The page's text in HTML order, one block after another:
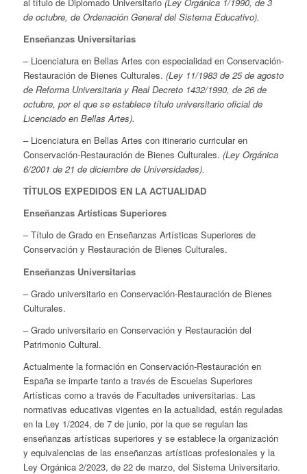
de octubre, de Ordenación General del Sistema Educativo).
Enseñanzas Universitarias
– Licenciatura en Bellas Artes con especialidad en Conservación-
Restauración de Bienes Culturales. (Ley 11/1983 de 25 de agosto
de Reforma Universitaria y Real Decreto 1432/1990, de 26 de
octubre, por el que se establece título universitario oficial de
Licenciado en Bellas Artes).
– Licenciatura en Bellas Artes con itinerario curricular en
Conservación-Restauración de Bienes Culturales. (Ley Orgánica
6/2001 de 21 de diciembre de Universidades).
TÍTULOS EXPEDIDOS EN LA ACTUALIDAD
Enseñanzas Artísticas Superiores
– Título de Grado en Enseñanzas Artísticas Superiores de
Conservación y Restauración de Bienes Culturales.
Enseñanzas Universitarias
– Grado universitario en Conservación-Restauración de Bienes
Culturales.
– Grado universitario en Conservación y Restauración del
Patrimonio Cultural.
Actualmente la formación en Conservación-Restauración en
España se imparte tanto a través de Escuelas Superiores
Artísticas como a través de Facultades universitarias. Las
normativas educativas vigentes en la actualidad, están reguladas
en la Ley 1/2024, de 7 de junio, por la que se regulan las
enseñanzas artísticas superiores y se establece la organización
y equivalencias de las enseñanzas artísticas profesionales y la
Ley Orgánica 2/2023, de 22 de marzo, del Sistema Universitario.